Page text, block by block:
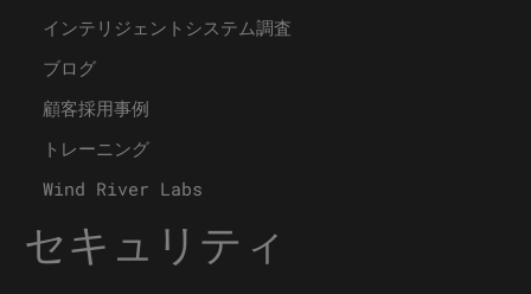
インテリジェントシステム調査
ブログ
顧客採用事例
トレーニング
Wind River Labs
セキュリティ